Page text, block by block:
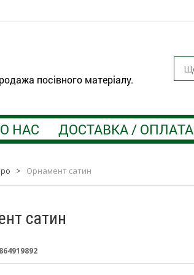
посівного матеріалу.
НАС ДОСТАВКА / ОПЛАТА
> Орнамент сатин
сатин